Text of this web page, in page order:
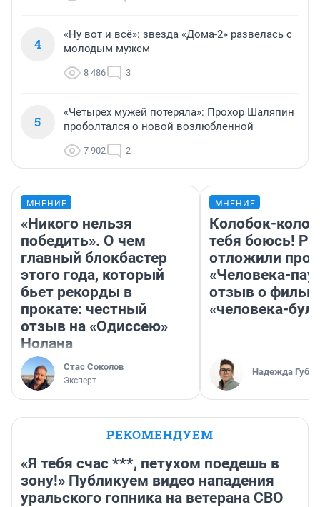
4
«Ну вот и всё»: звезда «Дома-2» развелась с
молодым мужем
8 486 3
5
«Четырех мужей потеряла»: Прохор Шаляпин
проболтался о новой возлюбленной
7 902 2
МНЕНИЕ
«Никого нельзя
победить». О чем
главный блокбастер
этого года, который
бьет рекорды в
прокате: честный
отзыв на «Одиссею»
Нолана
Стас Соколов
Эксперт
МНЕНИЕ
Колобок-
тебя боюсь!
отложили
«Человека-
отзыв о
«человека-
Надежда
РЕКОМЕНДУЕМ
«Я тебя счас ***, петухом поедешь в
зону!» Публикуем видео нападения
уральского гопника на ветерана СВО